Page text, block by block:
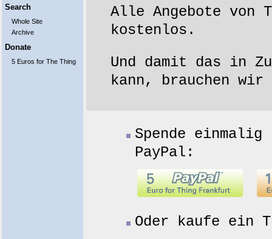
Search
Whole Site
Archive
Donate
5 Euros for The Thing
Alle Angebote von
kostenlos.
Und damit das in
kann, brauchen
Spende
PayPal:
Oder kaufe ein